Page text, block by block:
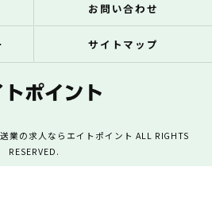
お問い合わせ
サイトマップ
業の求人ならエイトポイント ALL RIGHTS
RESERVED.